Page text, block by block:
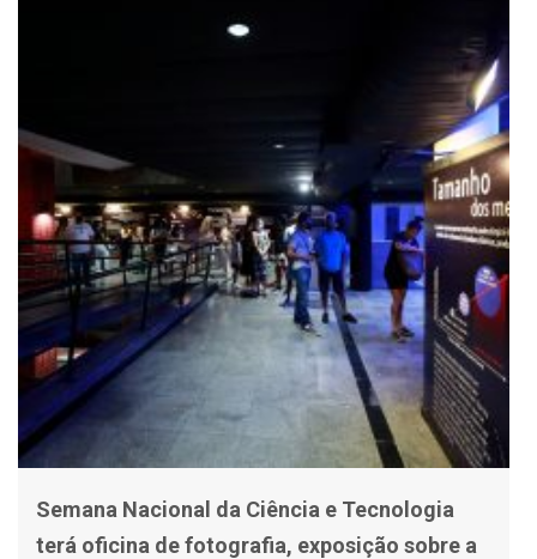
Semana Nacional da Ciência e Tecnologia
terá oficina de fotografia, exposição sobre a